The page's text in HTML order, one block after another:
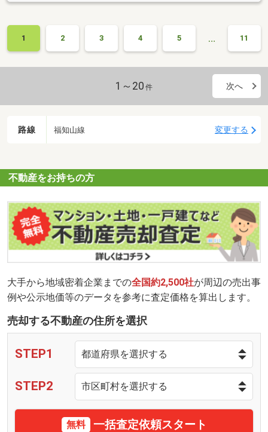
た、女性スタッフが中心なので、物件のご案内など女性の観点から
1 2 3 4 5 … 11
1～20 件 次へ
路線 福知山線 変更する
不動産をお持ちの方
大手から地域密着企業までの全国約2,500社が周辺の売出事
例や公示地価等のデータを参考に査定価格を算出します。
売却する不動産の住所を選択
STEP1
STEP2
無料 一括査定依頼スタート